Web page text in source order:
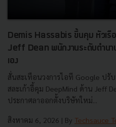
Demis Hassabis ขึ้นคุม หัวเ
Jeff Dean พนักงานระดับตำน
เอง
สั่นสะเทือนวงการไอที Google ปรั
สละเก้าอี้คุม DeepMind ด้าน Jeff
ประกาศลาออกตั้งบริษัทใหม่...
สิงหาคม 6, 2026 | By Techsauce